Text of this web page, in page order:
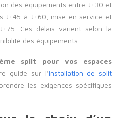
des équipements entre J+30 et
J+45 à J+60, mise en service et
Ces délais varient selon la
des équipements.
split pour vos espaces
guide sur l’installation de split
les exigences spécifiques